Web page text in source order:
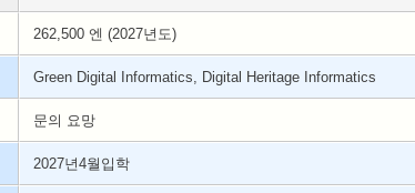
262,500 엔 (2027년도)
Green Digital Informatics, Digital Heritage Informatics
문의 요망
2027년4월입학